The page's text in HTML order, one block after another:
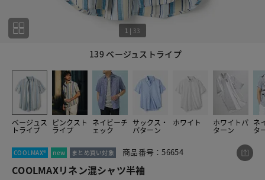
139 ベージュストライプ
1 | 33
ベージュス
トライプ
ピンクスト
ライプ
ネイビーチ
ェック
サックス・
パターン
ホワイト ホワイトパ
ターン
ネ
タ
1
COOLMAX® new まとめ買い対象 商品番号：56654
COOLMAXリネン混シャツ半袖
この商品をシェアする
COOLMAXリネン混シャツ半袖
¥6,990 税込¥7,689